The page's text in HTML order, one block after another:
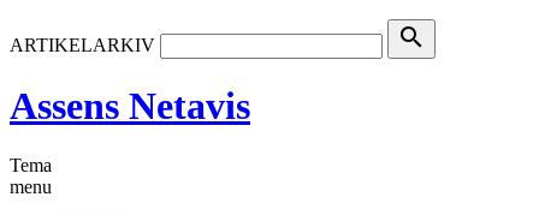
ARTIKELARKIV search
Assens Netavis
Tema
menu